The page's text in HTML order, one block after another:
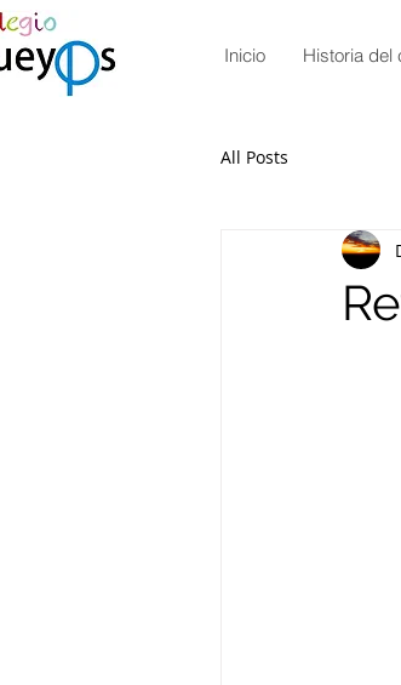
Inicio Historia del
All Posts